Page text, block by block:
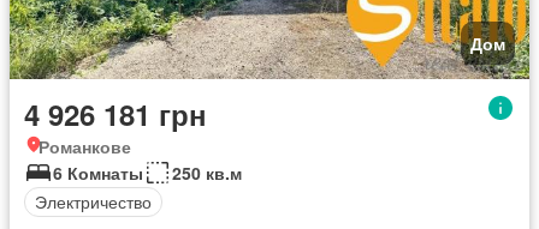
Дом
4 926 181 грн
Романкове
6 Комнаты
250 кв.м
Электричество